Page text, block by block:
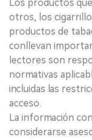
Los productos
otros, los
productos de
conllevan
lectores son
normativas
incluidas las
acceso.
La información
considerarse